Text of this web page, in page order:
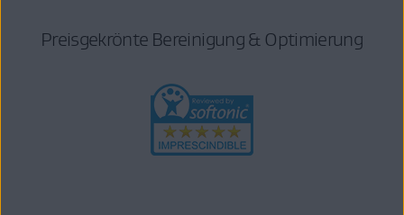
Preisgekrönte Bereinigung & Optimierung